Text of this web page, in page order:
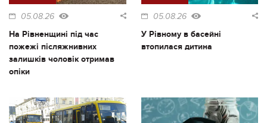
05.08.26
На Рівненщині під час
пожежі післяжнивних
залишків чоловік отримав
опіки
05.08.26
У Рівному в басейні
втопилася дитина